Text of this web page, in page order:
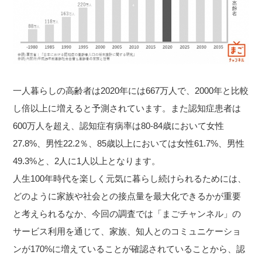
一人暮らしの高齢者は2020年には667万人で、2000年と比較
し倍以上に増えると予測されています。また認知症患者は
600万人を超え、認知症有病率は80-84歳において女性
27.8%、男性22.2％、85歳以上においては女性61.7%、男性
49.3%と、2人に1人以上となります。
人生100年時代を楽しく元気に暮らし続けられるためには、
どのように家族や社会との接点量を最大化できるかが重要
と考えられるなか、今回の調査では「まごチャンネル」の
サービス利用を通じて、家族、知人とのコミュニケーショ
ンが170%に増えていることが確認されていることから、認